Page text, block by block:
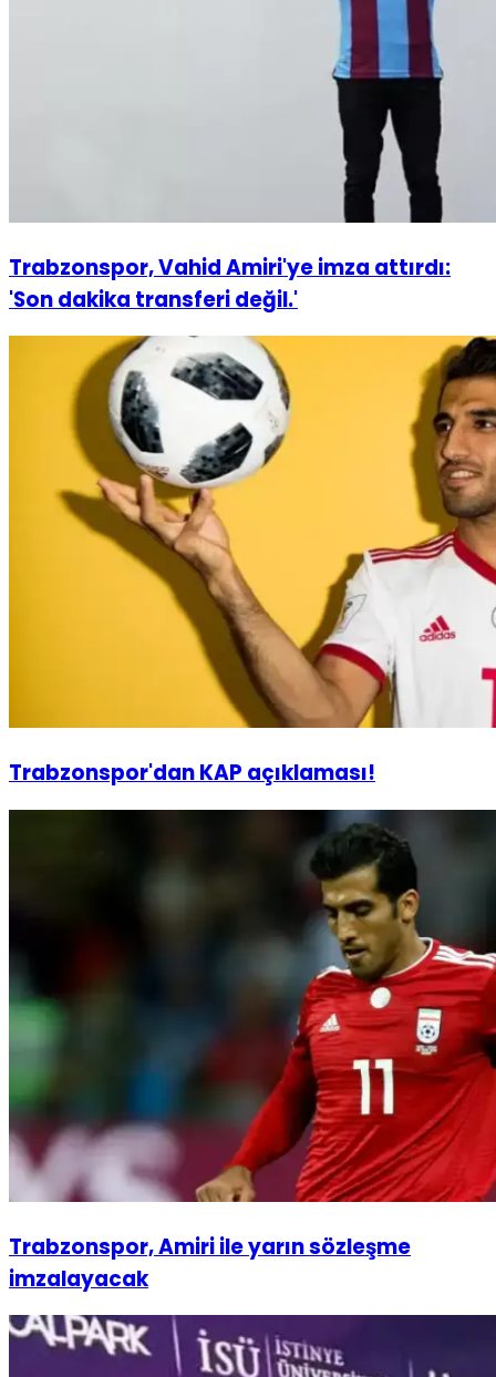
Trabzonspor, Vahid Amiri'ye imza attırdı:
'Son dakika transferi değil.'
Trabzonspor'dan KAP açıklaması!
Trabzonspor, Amiri ile yarın sözleşme
imzalayacak